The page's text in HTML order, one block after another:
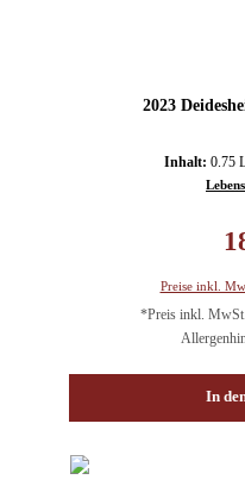
2023
Inhalt: 0.75
Preise inkl.
*Preis inkl.
In